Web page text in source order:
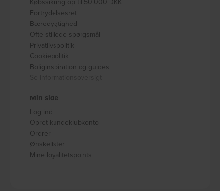
Købssikring op til 50.000 DKK
Fortrydelsesret
Bæredygtighed
Ofte stillede spørgsmål
Privatlivspolitik
Cookiepolitik
Boliginspiration og guides
Min side
Log ind
Opret kundeklubkonto
Ordrer
Ønskelister
Mine loyalitetspoints